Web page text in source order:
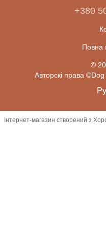
+380
Повна
©
Авторскі права
Інтернет-магазин створений з